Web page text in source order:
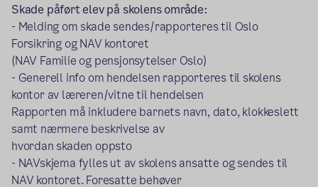
Skade påført elev på skolens område:
- Melding om skade sendes/rapporteres til Oslo
Forsikring og NAV kontoret
(NAV Familie og pensjonsytelser Oslo)
- Generell info om hendelsen rapporteres til skolens
kontor av læreren/vitne til hendelsen
Rapporten må inkludere barnets navn, dato, klokkeslett
samt nærmere beskrivelse av
hvordan skaden oppsto
- NAVskjema fylles ut av skolens ansatte og sendes til
NAV kontoret. Foresatte behøver